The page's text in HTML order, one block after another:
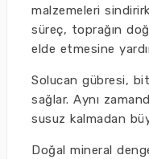
malzemeleri
süreç, toprağın
elde etmesine
Solucan gübresi,
sağlar. Aynı
susuz kalmadan
Doğal mineral